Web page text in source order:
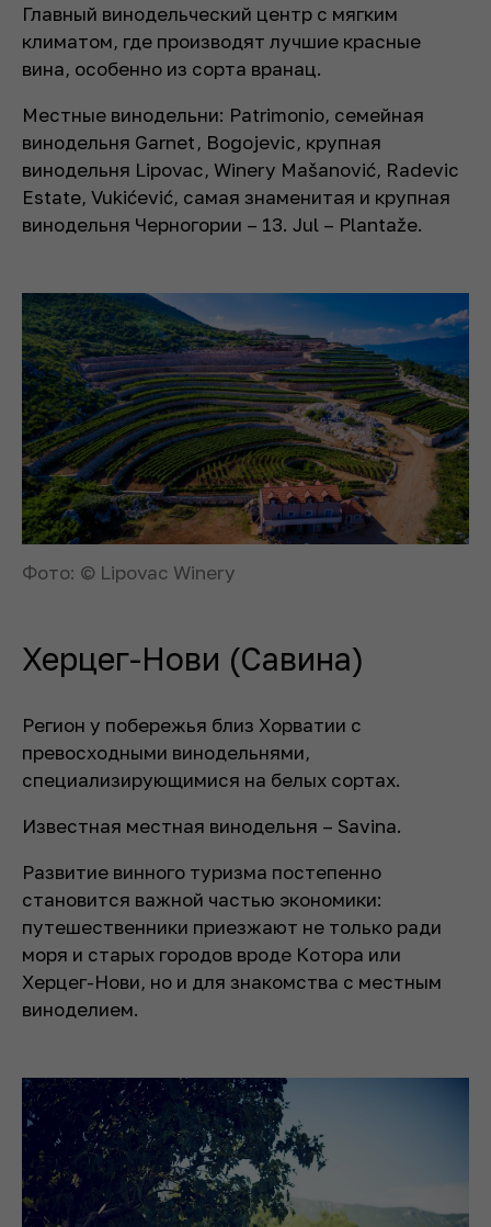
Главный винодельческий центр с мягким
климатом, где производят лучшие красные
вина, особенно из сорта вранац.
Местные винодельни: Patrimonio, семейная
винодельня Garnet, Bogojevic, крупная
винодельня Lipovac, Winery Mašanović, Radevic
Estate, Vukićević, самая знаменитая и крупная
винодельня Черногории – 13. Jul – Plantaže.
Фото: © Lipovac Winery
Херцег-Нови (Савина)
Регион у побережья близ Хорватии с
превосходными винодельнями,
специализирующимися на белых сортах.
Известная местная винодельня – Savina.
Развитие винного туризма постепенно
становится важной частью экономики:
путешественники приезжают не только ради
моря и старых городов вроде Котора или
Херцег-Нови, но и для знакомства с местным
виноделием.